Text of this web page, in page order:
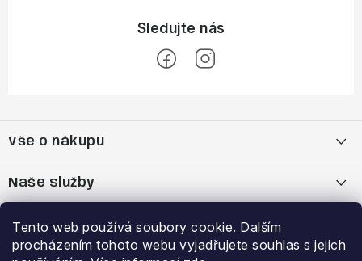
Tento web používá soubory cookie. Dalším
procházením tohoto webu vyjadřujete souhlas s jejich
p
t
Vše o nákupu
Reklamační řád
Naše služby
Bootfitting - tvarování lyžařských bot
Výhody a slevy
Garance nejnižší ceny